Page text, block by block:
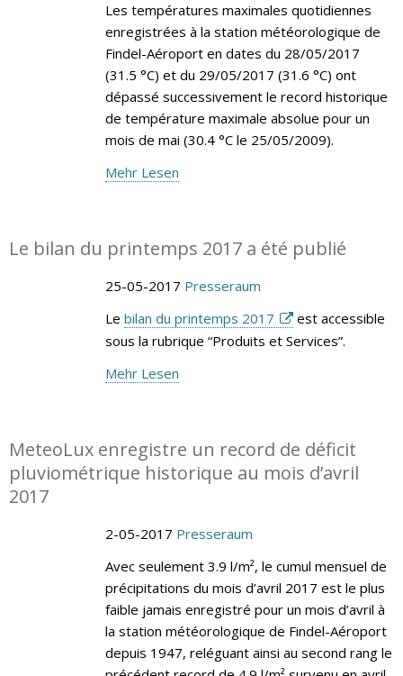
Les températures maximales quotidiennes
enregistrées à la station météorologique de
Findel-Aéroport en dates du 28/05/2017
(31.5 °C) et du 29/05/2017 (31.6 °C) ont
dépassé successivement le record historique
de température maximale absolue pour un
mois de mai (30.4 °C le 25/05/2009).
Mehr Lesen
Le bilan du printemps 2017 a été publié
25-05-2017 Presseraum
Le bilan du printemps 2017
est accessible
sous la rubrique “Produits et Services”.
Mehr Lesen
MeteoLux enregistre un record de déficit
pluviométrique historique au mois d’avril
2017
2-05-2017 Presseraum
Avec seulement 3.9 l/m², le cumul mensuel de
précipitations du mois d’avril 2017 est le plus
faible jamais enregistré pour un mois d’avril à
la station météorologique de Findel-Aéroport
depuis 1947, reléguant ainsi au second rang le